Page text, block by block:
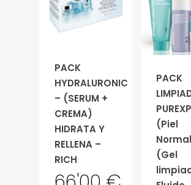
PACK
HYDRALURONIC
– (SERUM +
CREMA)
HIDRATA Y
RELLENA –
RICH
PACK
(Piel
(Gel